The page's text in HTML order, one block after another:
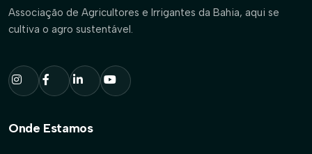
Associação de Agricultores e Irrigantes da Bahia, aqui se
cultiva o agro sustentável.
Onde Estamos